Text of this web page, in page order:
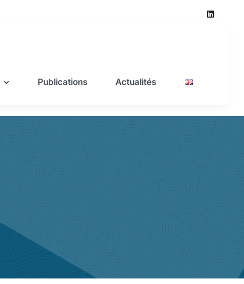
Publications Actualités